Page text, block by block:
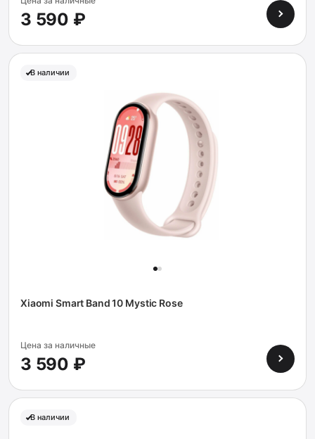
3 590 ₽
В наличии
Xiaomi Smart Band 10 Mystic Rose
Цена за наличные
3 590 ₽
В наличии